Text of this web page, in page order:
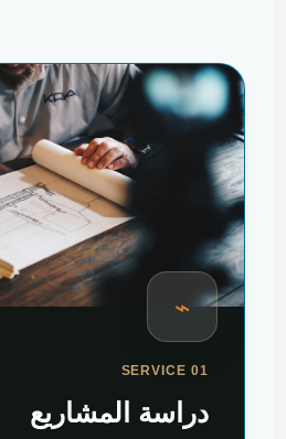
⌁
SERVICE 01
دراسة المشاريع